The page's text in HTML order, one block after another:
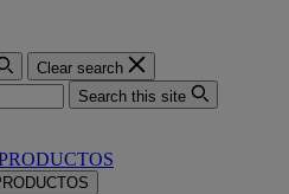
Clear search
Search this site